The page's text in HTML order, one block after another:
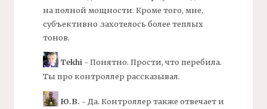
на полной мощности. Кроме того, мне,
субъективно .захотелось более теплых
тонов.
Tekhi- Понятно. Прости, что перебила.
Ты про контроллер рассказывал.
Ю.В. - Да. Контроллер также отвечает и